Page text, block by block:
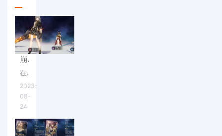
崩坏星穹铁道彦卿怎么配队好 阵容搭配攻略(崩坏星穹铁道彦卿培养攻略)
在崩坏星穹铁道里，作为五星冰系输出角色的彦卿，究竟怎么样的阵容最适合他呢？下面就为大家带来关于崩坏星穹铁道彦卿怎么配队好的详细攻略介绍，一起来看看吧。
2023-
08-
24